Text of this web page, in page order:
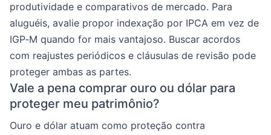
produtividade e comparativos de mercado. Para
aluguéis, avalie propor indexação por IPCA em vez de
IGP‑M quando for mais vantajoso. Buscar acordos
com reajustes periódicos e cláusulas de revisão pode
proteger ambas as partes.
Vale a pena comprar ouro ou dólar para
proteger meu patrimônio?
Ouro e dólar atuam como proteção contra